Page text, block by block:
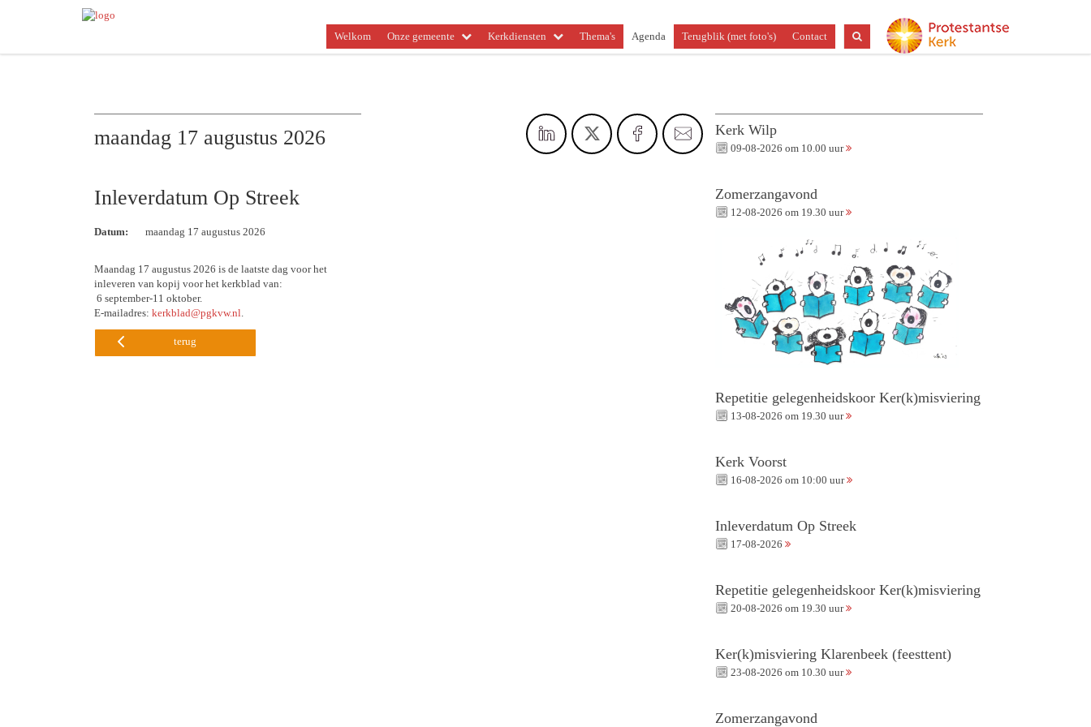
Welkom Onze gemeente Kerkdiensten Thema's Agenda Terugblik (met foto's) Contact
maandag 17 augustus 2026
Inleverdatum Op Streek
Datum: maandag 17 augustus 2026
Maandag 17 augustus 2026 is de laatste dag voor het
inleveren van kopij voor het kerkblad van:
6 september-11 oktober.
E-mailadres: kerkblad@pgkvw.nl.
terug
Kerk Wilp
09-08-2026 om 10.00 uur
Zomerzangavond
12-08-2026 om 19.30 uur
Repetitie gelegenheidskoor Ker(k)misviering
13-08-2026 om 19.30 uur
Kerk Voorst
16-08-2026 om 10:00 uur
Inleverdatum Op Streek
17-08-2026
Repetitie gelegenheidskoor Ker(k)misviering
20-08-2026 om 19.30 uur
Ker(k)misviering Klarenbeek (feesttent)
23-08-2026 om 10.30 uur
Zomerzangavond